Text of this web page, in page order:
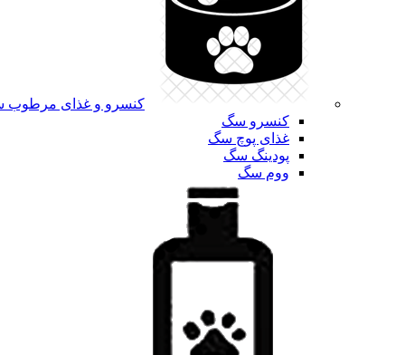
کنسرو و غذای
کنسرو سگ
غذای پوچ سگ
پودینگ سگ
ووم سگ